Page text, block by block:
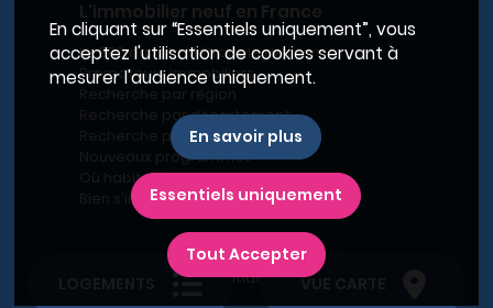
VUE CARTE
Le BRS dans la Métropole de Lyon
Promoteurs immobiliers
Recherche par département
Recherche par ville
Nouveaux programmes
Où habiter à Marseille ?
Bien s'installer
-
Conditions générales d’utilisation
Charte de confidentialité-Mentions légales
En cliquant sur “Essentiels uniquement”, vous
acceptez l'utilisation de cookies servant à
mesurer l'audience uniquement.
En savoir plus
Essentiels uniquement
Tout Accepter